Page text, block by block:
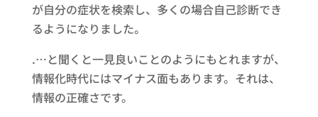
が自分の症状を検索し、多くの場合自己診断でき
るようになりました。
.…と聞くと一見良いことのようにもとれますが、
情報化時代にはマイナス面もあります。それは、
情報の正確さです。